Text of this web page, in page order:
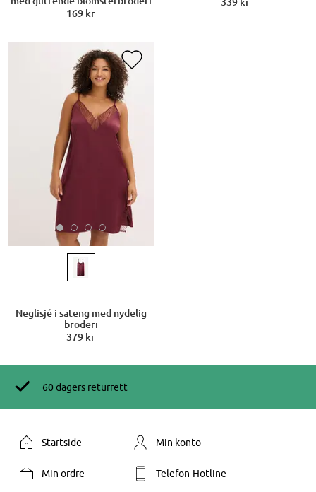
169 kr
Neglisjé i sateng med nydelig
broderi
379 kr
60 dagers returrett
Startside Min konto
Min ordre Telefon-Hotline